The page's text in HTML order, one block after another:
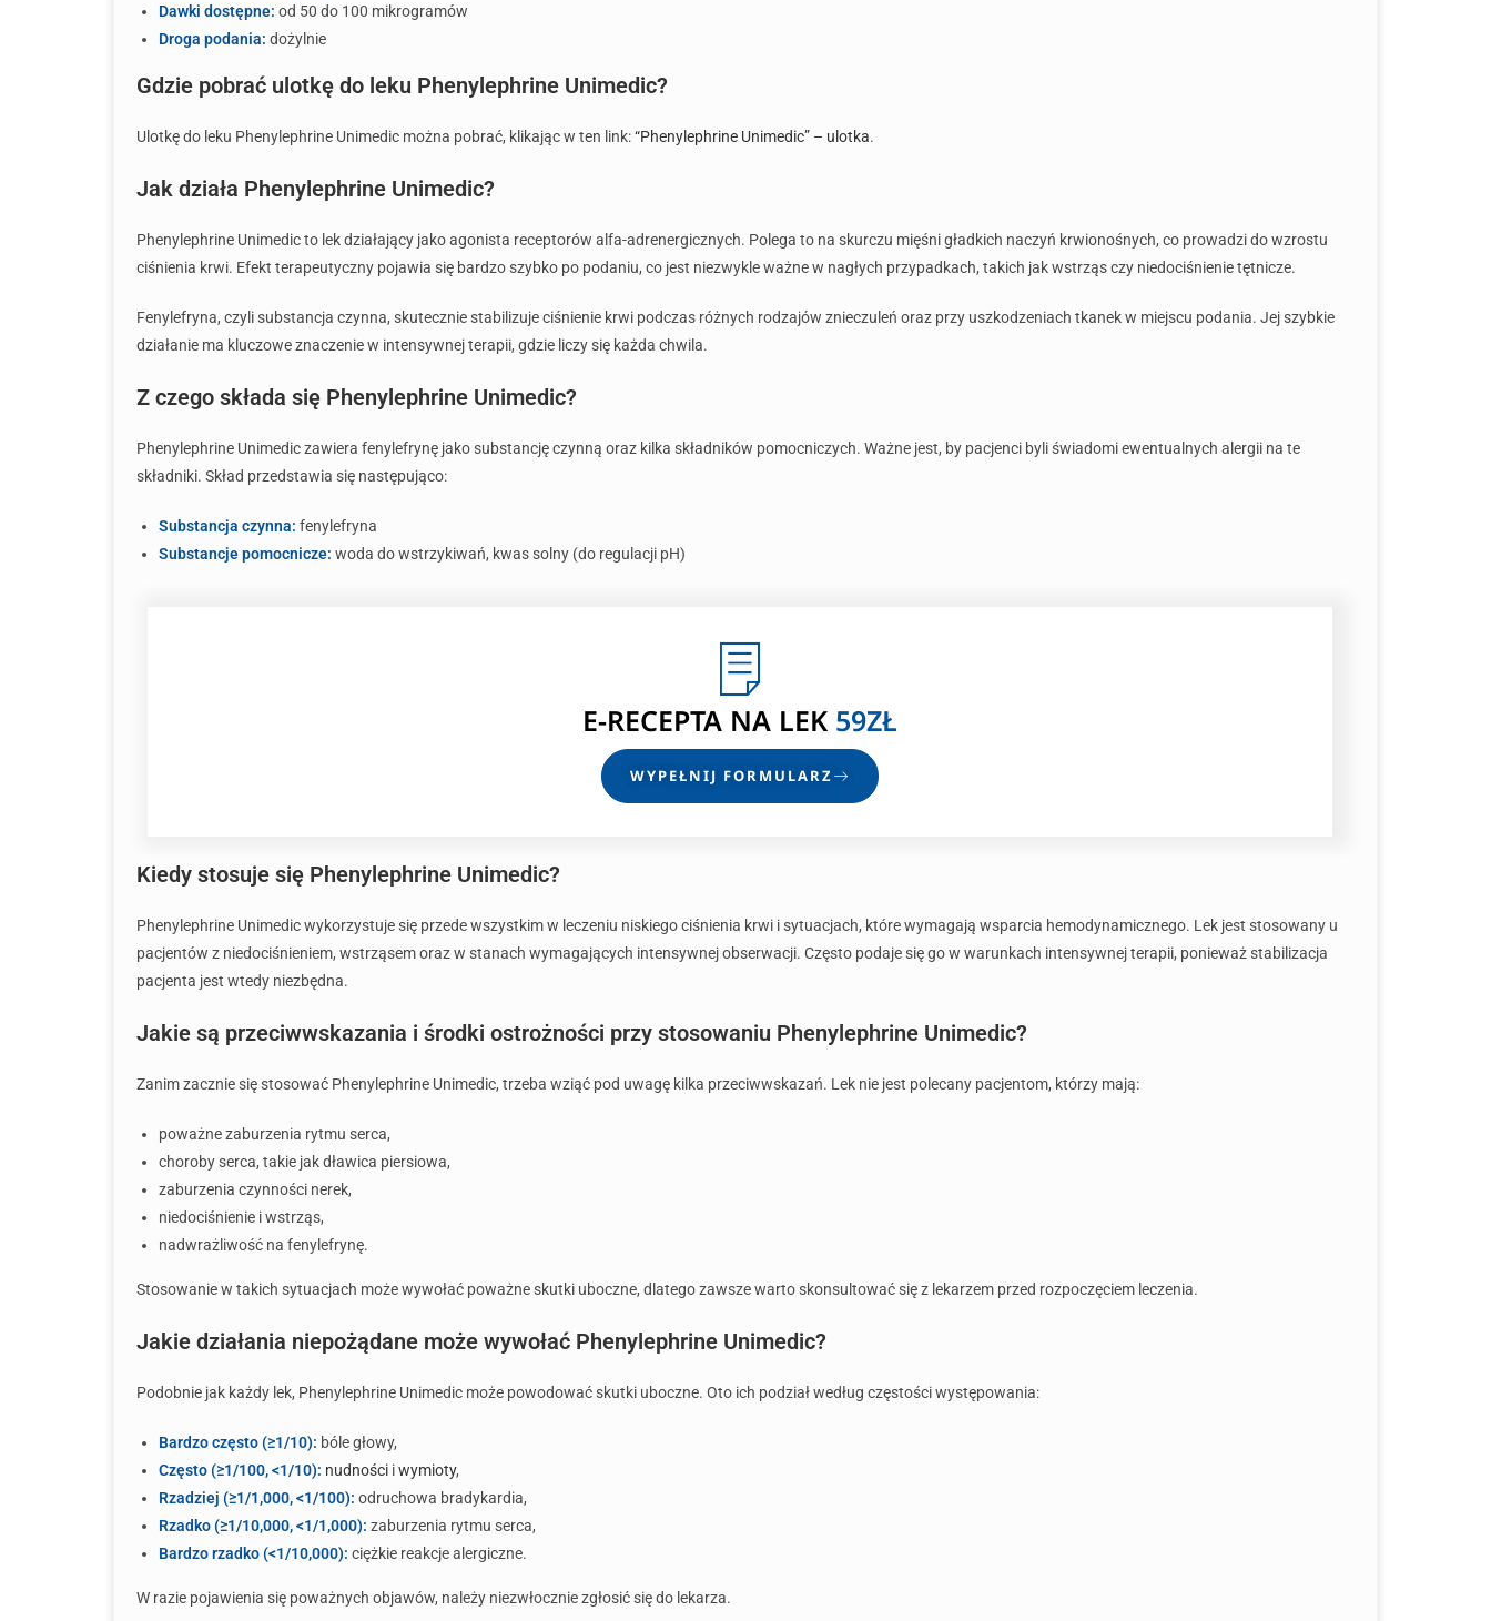
Dawki dostępne: od 50 do 100 mikrogramów
Droga podania: dożylnie
Gdzie pobrać ulotkę do leku Phenylephrine Unimedic?
Ulotkę do leku Phenylephrine Unimedic można pobrać, klikając w ten link:“Phenylephrine Unimedic” – ulotka.
Jak działa Phenylephrine Unimedic?
Phenylephrine Unimedic to lek działający jako agonista receptorów alfa-adrenergicznych. Polega to na skurczu mięśni gładkich naczyń krwionośnych, co prowadzi do wzrostu
ciśnienia krwi. Efekt terapeutyczny pojawia się bardzo szybko po podaniu, co jest niezwykle ważne w nagłych przypadkach, takich jak wstrząs czy niedociśnienie tętnicze.
Fenylefryna, czyli substancja czynna, skutecznie stabilizuje ciśnienie krwi podczas różnych rodzajów znieczuleń oraz przy uszkodzeniach tkanek w miejscu podania. Jej szybkie
działanie ma kluczowe znaczenie w intensywnej terapii, gdzie liczy się każda chwila.
Z czego składa się Phenylephrine Unimedic?
Phenylephrine Unimedic zawiera fenylefrynę jako substancję czynną oraz kilka składników pomocniczych. Ważne jest, by pacjenci byli świadomi ewentualnych alergii na te
składniki. Skład przedstawia się następująco:
Substancja czynna: fenylefryna
Substancje pomocnicze: woda do wstrzykiwań, kwas solny (do regulacji pH)
E-RECEPTA NA LEK 59ZŁ
WYPEŁNIJ FORMULARZ
Kiedy stosuje się Phenylephrine Unimedic?
Phenylephrine Unimedic wykorzystuje się przede wszystkim w leczeniu niskiego ciśnienia krwi i sytuacjach, które wymagają wsparcia hemodynamicznego. Lek jest stosowany u
pacjentów z niedociśnieniem, wstrząsem oraz w stanach wymagających intensywnej obserwacji. Często podaje się go w warunkach intensywnej terapii, ponieważ stabilizacja
pacjenta jest wtedy niezbędna.
Jakie są przeciwwskazania i środki ostrożności przy stosowaniu Phenylephrine Unimedic?
Zanim zacznie się stosować Phenylephrine Unimedic, trzeba wziąć pod uwagę kilka przeciwwskazań. Lek nie jest polecany pacjentom, którzy mają:
poważne zaburzenia rytmu serca,
choroby serca, takie jak dławica piersiowa,
zaburzenia czynności nerek,
niedociśnienie i wstrząs,
nadwrażliwość na fenylefrynę.
Stosowanie w takich sytuacjach może wywołać poważne skutki uboczne, dlatego zawsze warto skonsultować się z lekarzem przed rozpoczęciem leczenia.
Jakie działania niepożądane może wywołać Phenylephrine Unimedic?
Podobnie jak każdy lek, Phenylephrine Unimedic może powodować skutki uboczne. Oto ich podział według częstości występowania:
Bardzo często (≥1/10): bóle głowy,
Często (≥1/100, <1/10): nudności iwymioty,
Rzadziej (≥1/1,000, <1/100): odruchowa bradykardia,
Rzadko (≥1/10,000, <1/1,000): zaburzenia rytmu serca,
Bardzo rzadko (<1/10,000): ciężkie reakcje alergiczne.
W razie pojawienia się poważnych objawów, należy niezwłocznie zgłosić się do lekarza.